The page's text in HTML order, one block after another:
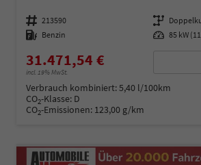
Fahrzeugnummer 213590 Getriebe
Kraftstoff Benzin Leistung 85 kW
31.471,54 €
incl. 19% MwSt.
Verbrauch kombiniert:5,40 l/100km
CO2-Klasse: D
CO2-Emissionen: 123,00 g/km